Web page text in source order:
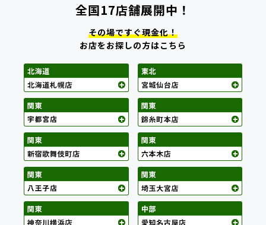
全国17店舗展開中！
その場ですぐ現金化！
お店をお探しの方はこちら